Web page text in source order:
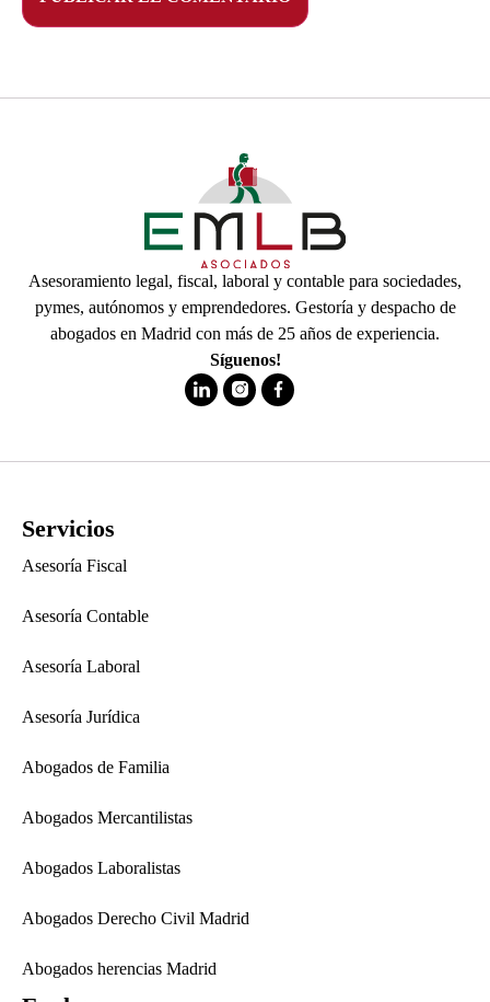
Asesoramiento legal, fiscal, laboral y contable para sociedades,
pymes, autónomos y emprendedores. Gestoría y despacho de
abogados en Madrid con más de 25 años de experiencia.
Síguenos!
Servicios
Asesoría Fiscal
Asesoría Contable
Asesoría Laboral
Asesoría Jurídica
Abogados de Familia
Abogados Mercantilistas
Abogados Laboralistas
Abogados Derecho Civil Madrid
Abogados herencias Madrid